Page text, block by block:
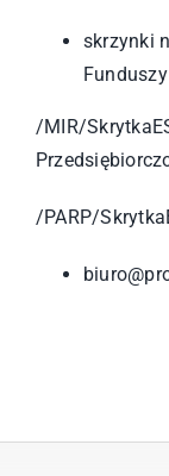
skrzynki
/MIR/
/PARP/